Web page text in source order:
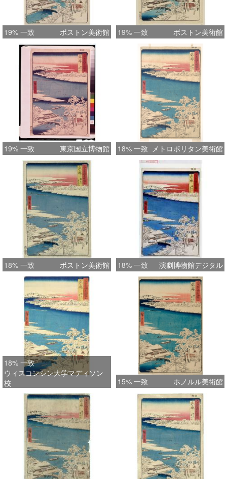
19% 一致 ボストン美術館 19% 一致 ボストン美術館
19% 一致 東京国立博物館 18% 一致 メトロポリタン美術館
18% 一致 ボストン美術館 18% 一致 演劇博物館デジタル
18% 一致
ウィスコンシン大学マディソン
校
15% 一致 ホノルル美術館